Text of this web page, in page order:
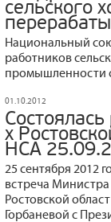
сельского
Национальный
работников
промышленности
01.10.2012
х
НСА
25 сентября 2012
встреча Министра
Ростовской
Горбаневой с